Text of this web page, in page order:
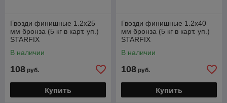
Гвозди финишные 1.2х25
мм бронза (5 кг в карт. уп.)
STARFIX
В наличии
108 руб.
Купить
Гвозди финишные 1.2х40
мм бронза (5 кг в карт. уп.)
STARFIX
В наличии
108 руб.
Купить